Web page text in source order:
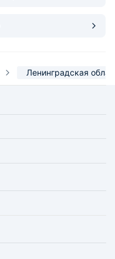
Ленинградская